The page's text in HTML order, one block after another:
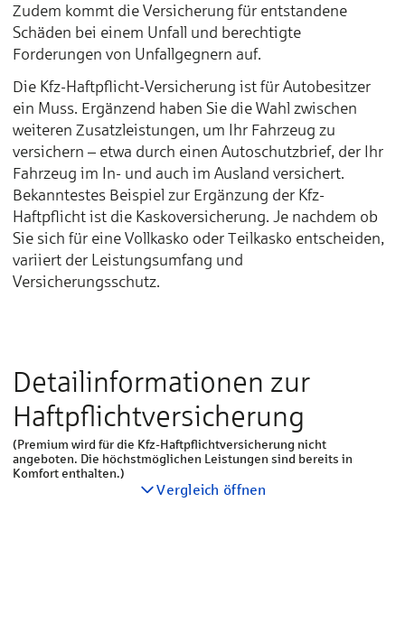
Zudem kommt die Versicherung für entstandene
Schäden bei einem Unfall und berechtigte
Forderungen von Unfallgegnern auf.
Die Kfz-Haftpflicht-Versicherung ist für Autobesitzer
ein Muss. Ergänzend haben Sie die Wahl zwischen
weiteren Zusatzleistungen, um Ihr Fahrzeug zu
versichern – etwa durch einen Autoschutzbrief, der Ihr
Fahrzeug im In- und auch im Ausland versichert.
Bekanntestes Beispiel zur Ergänzung der Kfz-
Haftpflicht ist die Kaskoversicherung. Je nachdem ob
Sie sich für eine Vollkasko oder Teilkasko entscheiden,
variiert der Leistungsumfang und
Versicherungsschutz.
Detailinformationen zur
Haftpflichtversicherung
(Premium wird für die Kfz-Haftpflichtversicherung nicht
angeboten. Die höchstmöglichen Leistungen sind bereits in
Komfort enthalten.)
Vergleich öffnen